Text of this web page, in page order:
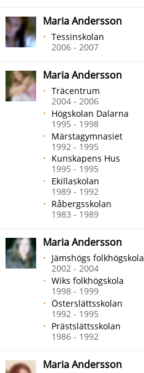
Maria Andersson
Tessinskolan
2006 - 2007
Maria Andersson
Träcentrum
2004 - 2006
Högskolan Dalarna
1995 - 1998
Märstagymnasiet
1992 - 1995
Kunskapens Hus
1995 - 1995
Ekillaskolan
1989 - 1992
Råbergsskolan
1983 - 1989
Maria Andersson
Jämshögs folkhögskola
2002 - 2004
Wiks folkhögskola
1998 - 1999
Österslättsskolan
1992 - 1995
Prästslättsskolan
1986 - 1992
Maria Andersson